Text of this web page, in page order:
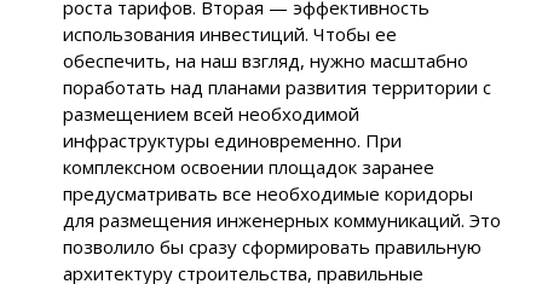
роста тарифов. Вторая — эффективность
использования инвестиций. Чтобы ее
обеспечить, на наш взгляд, нужно масштабно
поработать над планами развития территории с
размещением всей необходимой
инфраструктуры единовременно. При
комплексном освоении площадок заранее
предусматривать все необходимые коридоры
для размещения инженерных коммуникаций. Это
позволило бы сразу сформировать правильную
архитектуру строительства, правильные